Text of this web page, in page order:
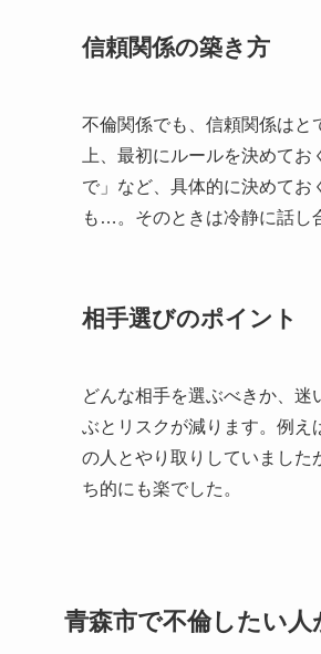
信頼関係の築き方
不倫関係でも、信頼関係はと
上、最初にルールを決めて
で」など、具体的に決めてお
も…。そのときは冷静に話し
相手選びのポイント
どんな相手を選ぶべきか、
ぶとリスクが減ります。例え
の人とやり取りしていました
ち的にも楽でした。
青森市で不倫したい